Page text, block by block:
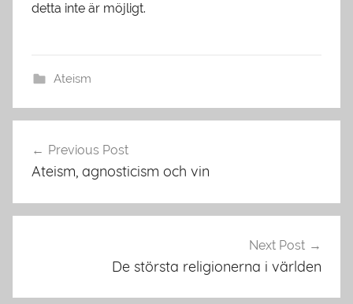
detta inte är möjligt.
Ateism
Previous Post
Ateism, agnosticism och vin
Next Post
De största religionerna i världen